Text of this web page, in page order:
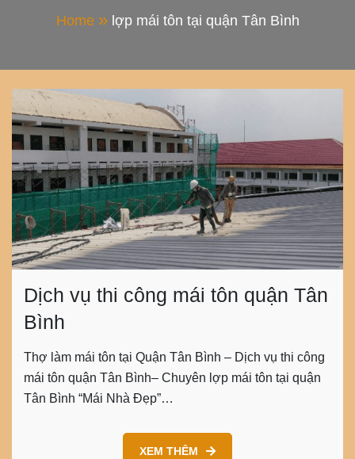
Đẹp
Home lợp mái tôn tại quận Tân Bình
Dịch vụ thi công mái tôn quận Tân
Bình
Thợ làm mái tôn tại Quận Tân Bình – Dịch vụ thi công
mái tôn quận Tân Bình– Chuyên lợp mái tôn tại quận
Tân Bình “Mái Nhà Đẹp”…
XEM THÊM